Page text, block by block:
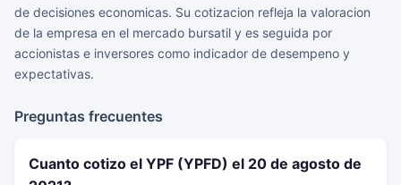
de decisiones economicas. Su cotizacion refleja la valoracion
de la empresa en el mercado bursatil y es seguida por
accionistas e inversores como indicador de desempeno y
expectativas.
Preguntas frecuentes
Cuanto cotizo el YPF (YPFD) el 20 de agosto de